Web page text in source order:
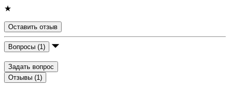
★
Оставить отзыв
Вопросы (1)
Задать вопрос
Отзывы (1)